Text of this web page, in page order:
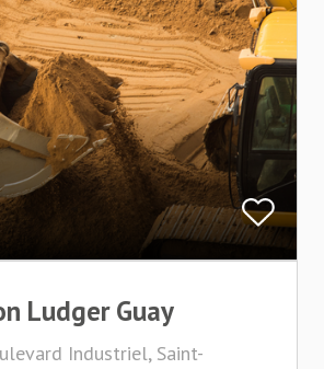
Ludger Guay
Industriel, Saint-